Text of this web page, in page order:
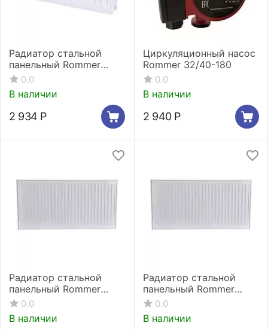
Радиатор стальной
панельный Rommer
Compact 11/500/600
боковое подключение
0.0
В наличии
2 934 Р
Циркуляционный насос
Rommer 32/40-180
0.0
В наличии
2 940 Р
Радиатор стальной
панельный Rommer
Compact 21/300/500
боковое подключение
0.0
В наличии
Радиатор стальной
панельный Rommer
Compact 21/500/400
боковое подключение
0.0
В наличии